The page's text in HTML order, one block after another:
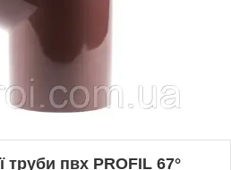
труби пвх PROFIL 67°